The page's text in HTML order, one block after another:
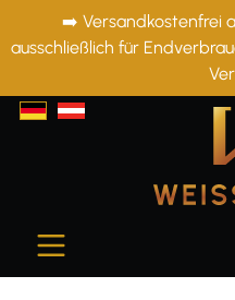
springen
➡️ Versandkostenfrei
ausschließlich für